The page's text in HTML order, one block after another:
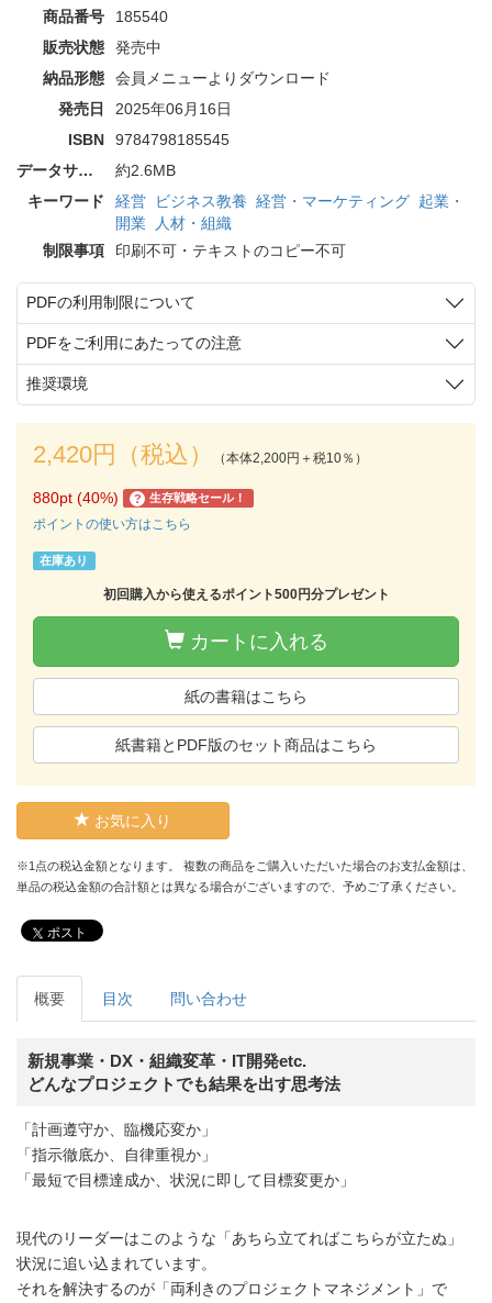
商品番号
185540
販売状態
発売中
納品形態
会員メニューよりダウンロード
発売日
2025年06月16日
ISBN
9784798185545
データサイズ
約2.6MB
キーワード
経営 ビジネス教養 経営・マーケティング 起業・
開業
人材・組織
制限事項
印刷不可・テキストのコピー不可
PDFの利用制限について
PDFをご利用にあたっての注意
推奨環境
2,420円（税込） （本体2,200円＋税10％）
880pt (40%) ? 生存戦略セール！
ポイントの使い方はこちら
在庫あり
初回購入から使えるポイント500円分プレゼント
カートに入れる
紙の書籍はこちら
紙書籍とPDF版のセット商品はこちら
お気に入り
※1点の税込金額となります。 複数の商品をご購入いただいた場合のお支払金額は、
単品の税込金額の合計額とは異なる場合がございますので、予めご了承ください。
ポスト
概要 目次 問い合わせ
新規事業・DX・組織変革・IT開発etc.
どんなプロジェクトでも結果を出す思考法
「計画遵守か、臨機応変か」
「指示徹底か、自律重視か」
「最短で目標達成か、状況に即して目標変更か」
現代のリーダーはこのような「あちら立てればこちらが立たぬ」
状況に追い込まれています。
それを解決するのが「両利きのプロジェクトマネジメント」で